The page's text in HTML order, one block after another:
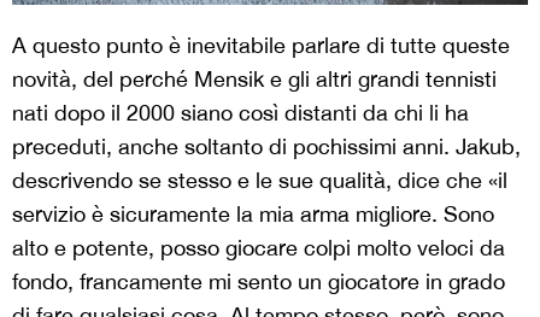
A questo punto è inevitabile parlare di tutte queste
novità, del perché Mensik e gli altri grandi tennisti
nati dopo il 2000 siano così distanti da chi li ha
preceduti, anche soltanto di pochissimi anni. Jakub,
descrivendo se stesso e le sue qualità, dice che «il
servizio è sicuramente la mia arma migliore. Sono
alto e potente, posso giocare colpi molto veloci da
fondo, francamente mi sento un giocatore in grado